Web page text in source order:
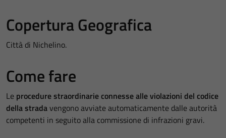
Copertura Geografica
Città di Nichelino.
Come fare
Le procedure straordinarie connesse alle violazioni del codice
della stradavengono avviate automaticamente dalle autorità
competenti in seguito alla commissione di infrazioni gravi.